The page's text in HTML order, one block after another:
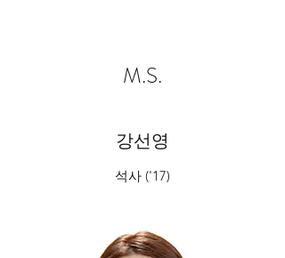
M.S.
강선영
석사 ('17)